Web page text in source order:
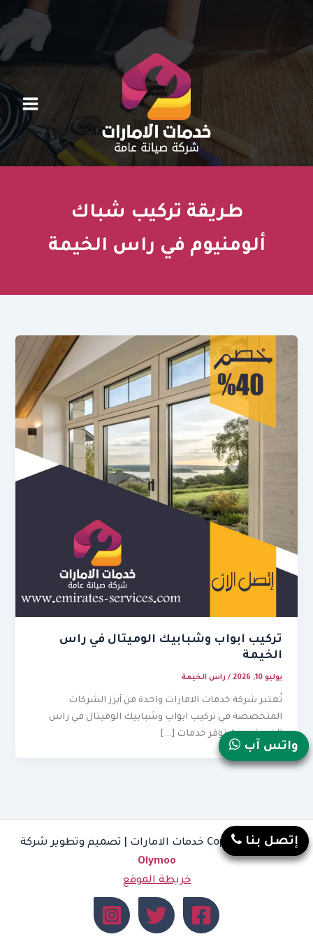
طريقة تركيب شباك
ألومنيوم في راس الخيمة
تركيب ابواب وشبابيك الوميتال في راس
الخيمة
يوليو 10, 2026 /راس الخيمة
تُعتبر شركة خدمات الامارات واحدة من أبرز الشركات
المتخصصة في تركيب ابواب وشبابيك الوميتال في راس
الخيمة، حيث توفر خدمات […]
Copyright © 2026 خدمات الامارات | تصميم وتطوير شركة
Olymoo
خريطة الموقع
واتس آب
إتصل بنا